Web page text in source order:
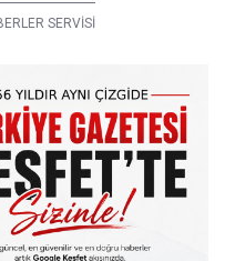
SERVİSİ